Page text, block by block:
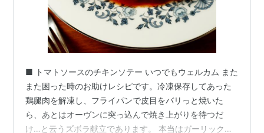
■ トマトソースのチキンソテー いつでもウェルカム また
また困った時のお助けレシピです。冷凍保存してあった
鶏腿肉を解凍し、フライパンで皮目をバリっと焼いた
ら、あとはオーヴンに突っ込んで焼き上がりを待つだ
け…と云うズボラ献立であります。 本当はガーリックや